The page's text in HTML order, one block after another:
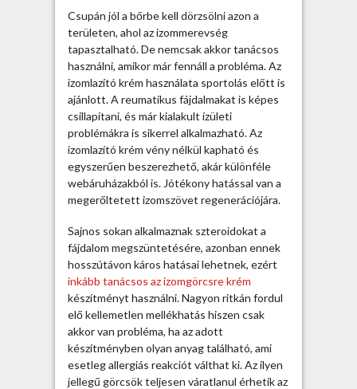
ó
r
m
j
e
g
y
z
é
s
h
e
z
Csupán jól a bőrbe kell dörzsölni azon a
területen, ahol az izommerevség
tapasztalható. De nemcsak akkor tanácsos
használni, amikor már fennáll a probléma. Az
izomlazító krém használata sportolás előtt is
ajánlott. A reumatikus fájdalmakat is képes
csillapítani, és már kialakult ízületi
problémákra is sikerrel alkalmazható. Az
izomlazító krém vény nélkül kapható és
egyszerűen beszerezhető, akár különféle
webáruházakból is. Jótékony hatással van a
megerőltetett izomszövet regenerációjára.
Sajnos sokan alkalmaznak szteroidokat a
fájdalom megszüntetésére, azonban ennek
hosszútávon káros hatásai lehetnek, ezért
inkább tanácsos az izomgörcsre krém
készítményt használni. Nagyon ritkán fordul
elő kellemetlen mellékhatás hiszen csak
akkor van probléma, ha az adott
készítményben olyan anyag található, ami
esetleg allergiás reakciót válthat ki. Az ilyen
jellegű görcsök teljesen váratlanul érhetik az